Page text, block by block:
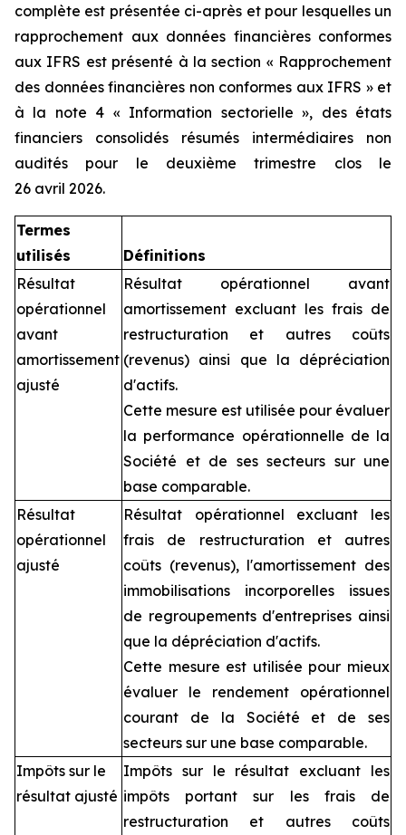
complète est présentée ci-après et pour lesquelles un
rapprochement aux données financières conformes
aux IFRS est présenté à la section « Rapprochement
des données financières non conformes aux IFRS » et
à la note 4 « Information sectorielle », des états
financiers consolidés résumés intermédiaires non
audités pour le deuxième trimestre clos le
26 avril 2026.
Termes
utilisés
Définitions
Résultat
opérationnel
avant
amortissement
ajusté
Résultat opérationnel avant
amortissement excluant les frais de
restructuration et autres coûts
(revenus) ainsi que la dépréciation
d'actifs.
Cette mesure est utilisée pour évaluer
la performance opérationnelle de la
Société et de ses secteurs sur une
base comparable.
Résultat
opérationnel
ajusté
Résultat opérationnel excluant les
frais de restructuration et autres
coûts (revenus), l'amortissement des
immobilisations incorporelles issues
de regroupements d'entreprises ainsi
que la dépréciation d'actifs.
Cette mesure est utilisée pour mieux
évaluer le rendement opérationnel
courant de la Société et de ses
secteurs sur une base comparable.
Impôts sur le
résultat ajusté
Impôts sur le résultat excluant les
impôts portant sur les frais de
restructuration et autres coûts